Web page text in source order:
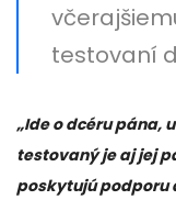
testovaní
„Ide o dcéru pána,
testovaný je aj jej
poskytujú podporu